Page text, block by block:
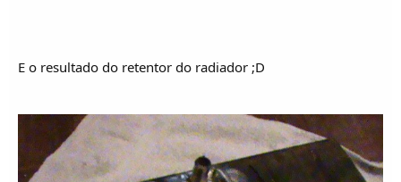
E o resultado do retentor do radiador ;D